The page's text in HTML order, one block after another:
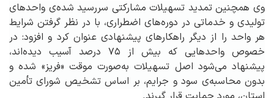
وی همچنین تمدید تسهیلات مشارکتی سررسید شده‌ی واحدهای
تولیدی و خدماتی در دوره‌های اضطراری، با در نظر گرفتن شرایط
هر واحد را از دیگر راهکارهای پیشنهادی عنوان کرد و افزود: در
خصوص واحدهایی که بیش از ۷۵ درصد آسیب دیده‌اند،
پیشنهاد می‌شود اصل تسهیلات به‌صورت موقت «فریز» شده و
بدون محاسبه‌ی سود و جرایم، بر اساس تشخیص شورای تأمین